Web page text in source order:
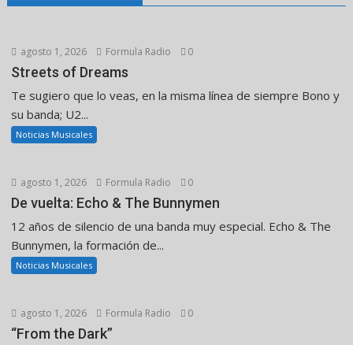
agosto 1, 2026 Formula Radio 0
Streets of Dreams
Te sugiero que lo veas, en la misma línea de siempre Bono y
su banda; U2...
Noticias Musicales
agosto 1, 2026 Formula Radio 0
De vuelta: Echo & The Bunnymen
12 años de silencio de una banda muy especial. Echo & The
Bunnymen, la formación de...
Noticias Musicales
agosto 1, 2026 Formula Radio 0
“From the Dark”